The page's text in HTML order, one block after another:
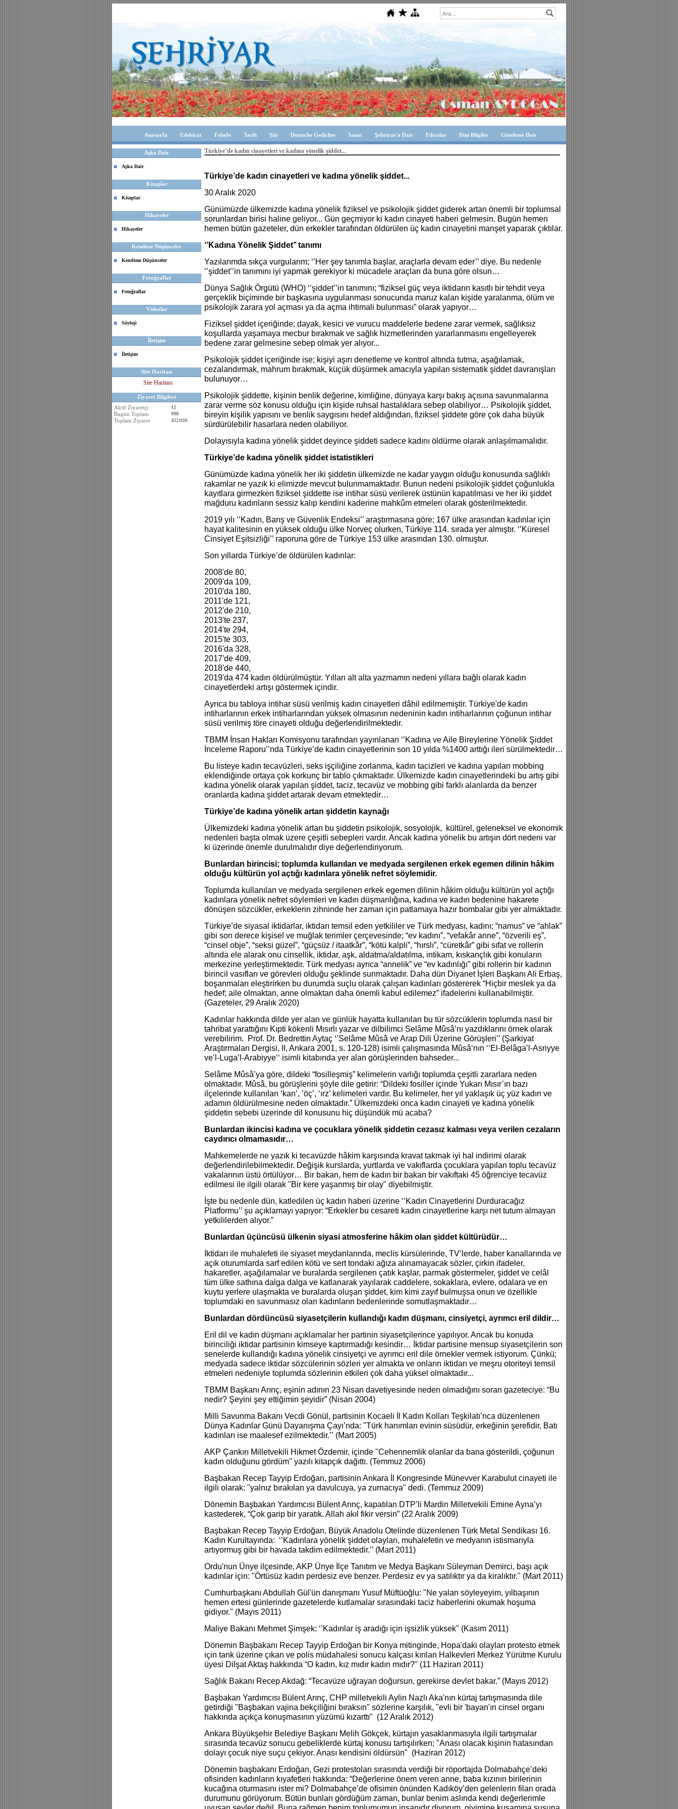
Anasayfa Edebiyat Felsefe Tarih Şiir Deutsche Gedichte Sanat Şehriyar'a Dair Fıkralar Dini Bilgiler Gündeme Dair
Aşka Dair
Aşka Dair
Kitaplar
Kitaplar
Hikayeler
Hikayeler
Kendime Düşünceler
Kendime Düşünceler
Fotoğraflar
Fotoğraflar
Videolar
Söyleşi
İletişim
İletişim
Site Haritası
Site Haritası
Ziyaret Bilgileri
Aktif Ziyaretçi
12
Bugün Toplam 990
Toplam Ziyaret 4221116
Türkiye’de kadın cinayetleri ve kadına yönelik şiddet...
Türkiye’de kadın cinayetleri ve kadına yönelik şiddet...
30 Aralık 2020
Günümüzde ülkemizde kadına yönelik fiziksel ve psikolojik şiddet giderek artan önemli bir toplumsal
sorunlardan birisi haline geliyor... Gün geçmiyor ki kadın cinayeti haberi gelmesin. Bugün hemen
hemen bütün gazeteler, dün erkekler tarafından öldürülen üç kadın cinayetini manşet yaparak çıktılar.
‘’Kadına Yönelik Şiddet’’ tanımı
Yazılarımda sıkça vurgularım; ‘’Her şey tanımla başlar, araçlarla devam eder’’ diye. Bu nedenle
‘’şiddet’’in tanımını iyi yapmak gerekiyor ki mücadele araçları da buna göre olsun…
Dünya Sağlık Örgütü (WHO) ‘’şiddet’’in tanımını; “fiziksel güç veya iktidarın kasıtlı bir tehdit veya
gerçeklik biçiminde bir başkasına uygulanması sonucunda maruz kalan kişide yaralanma, ölüm ve
psikolojik zarara yol açması ya da açma ihtimali bulunması” olarak yapıyor…
Fiziksel şiddet içeriğinde; dayak, kesici ve vurucu maddelerle bedene zarar vermek, sağlıksız
koşullarda yaşamaya mecbur bırakmak ve sağlık hizmetlerinden yararlanmasını engelleyerek
bedene zarar gelmesine sebep olmak yer alıyor...
Psikolojik şiddet içeriğinde ise; kişiyi aşırı denetleme ve kontrol altında tutma, aşağılamak,
cezalandırmak, mahrum bırakmak, küçük düşürmek amacıyla yapılan sistematik şiddet davranışları
bulunuyor…
Psikolojik şiddette, kişinin benlik değerine, kimliğine, dünyaya karşı bakış açısına savunmalarına
zarar verme söz konusu olduğu için kişide ruhsal hastalıklara sebep olabiliyor… Psikolojik şiddet,
bireyin kişilik yapısını ve benlik saygısını hedef aldığından, fiziksel şiddete göre çok daha büyük
sürdürülebilir hasarlara neden olabiliyor.
Dolayısıyla kadına yönelik şiddet deyince şiddeti sadece kadını öldürme olarak anlaşılmamalıdır.
Türkiye’de kadına yönelik şiddet istatistikleri
Günümüzde kadına yönelik her iki şiddetin ülkemizde ne kadar yaygın olduğu konusunda sağlıklı
rakamlar ne yazık ki elimizde mevcut bulunmamaktadır. Bunun nedeni psikolojik şiddet çoğunlukla
kayıtlara girmezken fiziksel şiddette ise intihar süsü verilerek üstünün kapatılması ve her iki şiddet
mağduru kadınların sessiz kalıp kendini kaderine mahkûm etmeleri olarak gösterilmektedir.
2019 yılı ‘’Kadın, Barış ve Güvenlik Endeksi’’ araştırmasına göre; 167 ülke arasından kadınlar için
hayat kalitesinin en yüksek olduğu ülke Norveç olurken, Türkiye 114. sırada yer almıştır. ‘’Küresel
Cinsiyet Eşitsizliği’’ raporuna göre de Türkiye 153 ülke arasından 130. olmuştur.
Son yıllarda Türkiye’de öldürülen kadınlar:
2008'de 80,
2009'da 109,
2010'da 180,
2011'de 121,
2012'de 210,
2013'te 237,
2014'te 294,
2015'te 303,
2016'da 328,
2017'de 409,
2018'de 440,
2019'da 474 kadın öldürülmüştür. Yılları alt alta yazmamın nedeni yıllara bağlı olarak kadın
cinayetlerdeki artışı göstermek içindir.
Ayrıca bu tabloya intihar süsü verilmiş kadın cinayetleri dâhil edilmemiştir. Türkiye'de kadın
intiharlarının erkek intiharlarından yüksek olmasının nedeninin kadın intiharlarının çoğunun intihar
süsü verilmiş töre cinayeti olduğu değerlendirilmektedir.
TBMM İnsan Hakları Komisyonu tarafından yayınlanan ‘’Kadına ve Aile Bireylerine Yönelik Şiddet
İnceleme Raporu’’nda Türkiye’de kadın cinayetlerinin son 10 yılda %1400 arttığı ileri sürülmektedir…
Bu listeye kadın tecavüzleri, seks işçiliğine zorlanma, kadın tacizleri ve kadına yapılan mobbing
eklendiğinde ortaya çok korkunç bir tablo çıkmaktadır. Ülkemizde kadın cinayetlerindeki bu artış gibi
kadına yönelik olarak yapılan şiddet, taciz, tecavüz ve mobbing gibi farklı alanlarda da benzer
oranlarda kadına şiddet artarak devam etmektedir…
Türkiye’de kadına yönelik artan şiddetin kaynağı
Ülkemizdeki kadına yönelik artan bu şiddetin psikolojik, sosyolojik, kültürel, geleneksel ve ekonomik
nedenleri başta olmak üzere çeşitli sebepleri vardır. Ancak kadına yönelik bu artışın dört nedeni var
ki üzerinde önemle durulmalıdır diye değerlendiriyorum.
Bunlardan birincisi; toplumda kullanılan ve medyada sergilenen erkek egemen dilinin hâkim
olduğu kültürün yol açtığı kadınlara yönelik nefret söylemidir.
Toplumda kullanılan ve medyada sergilenen erkek egemen dilinin hâkim olduğu kültürün yol açtığı
kadınlara yönelik nefret söylemleri ve kadın düşmanlığına, kadına ve kadın bedenine hakarete
dönüşen sözcükler, erkeklerin zihninde her zaman için patlamaya hazır bombalar gibi yer almaktadır.
Türkiye’de siyasal iktidarlar, iktidarı temsil eden yetkililer ve Türk medyası, kadını; “namus” ve “ahlak”
gibi son derece kişisel ve muğlak terimler çerçevesinde; “ev kadını”, “vefakâr anne”, “özverili eş”,
“cinsel obje”, “seksi güzel”, “güçsüz / itaatkâr”, “kötü kalpli”, “hırslı”, “cüretkâr” gibi sıfat ve rollerin
altında ele alarak onu cinsellik, iktidar, aşk, aldatma/aldatılma, intikam, kıskançlık gibi konuların
merkezine yerleştirmektedir. Türk medyası ayrıca “annelik” ve “ev kadınlığı” gibi rollerin bir kadının
birincil vasıfları ve görevleri olduğu şeklinde sunmaktadır. Daha dün Diyanet İşleri Başkanı Ali Erbaş,
boşanmaları eleştirirken bu durumda suçlu olarak çalışan kadınları göstererek “Hiçbir meslek ya da
hedef; aile olmaktan, anne olmaktan daha önemli kabul edilemez” ifadelerini kullanabilmiştir.
(Gazeteler, 29 Aralık 2020)
Kadınlar hakkında dilde yer alan ve günlük hayatta kullanılan bu tür sözcüklerin toplumda nasıl bir
tahribat yarattığını Kıpti kökenli Mısırlı yazar ve dilbilimci Selâme Mûsâ’nı yazdıklarını örnek olarak
verebilirim. Prof. Dr. Bedrettin Aytaç ‘’Selâme Mûsâ ve Arap Dili Üzerine Görüşleri’’ (Şarkiyat
Araştırmaları Dergisi, II, Ankara 2001, s. 120-128) isimli çalışmasında Mûsâ‘nın ‘‘El-Belâga’l-Asriyye
ve’l-Luga’l-Arabiyye‘‘ isimli kitabında yer alan görüşlerinden bahseder...
Selâme Mûsâ’ya göre, dildeki “fosilleşmiş” kelimelerin varlığı toplumda çeşitli zararlara neden
olmaktadır. Mûsâ, bu görüşlerini şöyle dile getirir: “Dildeki fosiller içinde Yukarı Mısır’ın bazı
ilçelerinde kullanılan ‘kan’, ’öç’, ‘ırz’ kelimeleri vardır. Bu kelimeler, her yıl yaklaşık üç yüz kadın ve
adamın öldürülmesine neden olmaktadır.” Ülkemizdeki onca kadın cinayeti ve kadına yönelik
şiddetin sebebi üzerinde dil konusunu hiç düşündük mü acaba?
Bunlardan ikincisi kadına ve çocuklara yönelik şiddetin cezasız kalması veya verilen cezaların
caydırıcı olmamasıdır…
Mahkemelerde ne yazık ki tecavüzde hâkim karşısında kravat takmak iyi hal indirimi olarak
değerlendirilebilmektedir. Değişik kurslarda, yurtlarda ve vakıflarda çocuklara yapılan toplu tecavüz
vakalarının üstü örtülüyor… Bir bakan, hem de kadın bir bakan bir vakıftaki 45 öğrenciye tecavüz
edilmesi ile ilgili olarak "Bir kere yaşanmış bir olay" diyebilmiştir.
İşte bu nedenle dün, katledilen üç kadın haberi üzerine ‘’Kadın Cinayetlerini Durduracağız
Platformu’’ şu açıklamayı yapıyor: “Erkekler bu cesareti kadın cinayetlerine karşı net tutum almayan
yetkililerden alıyor.”
Bunlardan üçüncüsü ülkenin siyasi atmosferine hâkim olan şiddet kültürüdür…
İktidarı ile muhalefeti ile siyaset meydanlarında, meclis kürsülerinde, TV’lerde, haber kanallarında ve
açık oturumlarda sarf edilen kötü ve sert tondaki ağıza alınamayacak sözler, çirkin ifadeler,
hakaretler, aşağılamalar ve buralarda sergilenen çatık kaşlar, parmak göstermeler, şiddet ve celâl
tüm ülke sathına dalga dalga ve katlanarak yayılarak caddelere, sokaklara, evlere, odalara ve en
kuytu yerlere ulaşmakta ve buralarda oluşan şiddet, kim kimi zayıf bulmuşsa onun ve özellikle
toplumdaki en savunmasız olan kadınların bedenlerinde somutlaşmaktadır…
Bunlardan dördüncüsü siyasetçilerin kullandığı kadın düşmanı, cinsiyetçi, ayrımcı eril dildir…
Eril dil ve kadın düşmanı açıklamalar her partinin siyasetçilerince yapılıyor. Ancak bu konuda
birinciliği iktidar partisinin kimseye kaptırmadığı kesindir… İktidar partisine mensup siyasetçilerin son
senelerde kullandığı kadına yönelik cinsiyetçi ve ayrımcı eril dile örnekler vermek istiyorum. Çünkü;
medyada sadece iktidar sözcülerinin sözleri yer almakta ve onların iktidarı ve meşru otoriteyi temsil
etmeleri nedeniyle toplumda sözlerinin etkileri çok daha yüksel olmaktadır...
TBMM Başkanı Arınç, eşinin adının 23 Nisan davetiyesinde neden olmadığını soran gazeteciye: “Bu
nedir? Şeyini şey ettiğimin şeyidir” (Nisan 2004)
Milli Savunma Bakanı Vecdi Gönül, partisinin Kocaeli İl Kadın Kolları Teşkilatı’nca düzenlenen
Dünya Kadınlar Günü Dayanışma Çayı’nda: "Türk hanımları evinin süsüdür, erkeğinin şerefidir, Batı
kadınları ise maalesef ezilmektedir.’’ (Mart 2005)
AKP Çankırı Milletvekili Hikmet Özdemir, içinde ''Cehennemlik olanlar da bana gösterildi, çoğunun
kadın olduğunu gördüm'' yazılı kitapçık dağıttı. (Temmuz 2006)
Başbakan Recep Tayyip Erdoğan, partisinin Ankara İl Kongresinde Münevver Karabulut cinayeti ile
ilgili olarak: "yalnız bırakılan ya davulcuya, ya zurnacıya" dedi. (Temmuz 2009)
Dönemin Başbakan Yardımcısı Bülent Arınç, kapatılan DTP’li Mardin Milletvekili Emine Ayna’yı
kastederek, “Çok garip bir yaratık. Allah akıl fikir versin” (22 Aralık 2009)
Başbakan Recep Tayyip Erdoğan, Büyük Anadolu Otelinde düzenlenen Türk Metal Sendikası 16.
Kadın Kurultayında: ‘’Kadınlara yönelik şiddet olayları, muhalefetin ve medyanın istismarıyla
artıyormuş gibi bir havada takdim edilmektedir.’’ (Mart 2011)
Ordu'nun Ünye ilçesinde, AKP Ünye İlçe Tanıtım ve Medya Başkanı Süleyman Demirci, başı açık
kadınlar için: "Örtüsüz kadın perdesiz eve benzer. Perdesiz ev ya satılıktır ya da kiralıktır." (Mart 2011)
Cumhurbaşkanı Abdullah Gül'ün danışmanı Yusuf Müftüoğlu: "Ne yalan söyleyeyim, yılbaşının
hemen ertesi günlerinde gazetelerde kutlamalar sırasındaki taciz haberlerini okumak hoşuma
gidiyor." (Mayıs 2011)
Maliye Bakanı Mehmet Şimşek: ‘’Kadınlar iş aradığı için işsizlik yüksek" (Kasım 2011)
Dönemin Başbakanı Recep Tayyip Erdoğan bir Konya mitinginde, Hopa'daki olayları protesto etmek
için tank üzerine çıkan ve polis müdahalesi sonucu kalçası kırılan Halkevleri Merkez Yürütme Kurulu
üyesi Dilşat Aktaş hakkında “O kadın, kız mıdır kadın mıdır?" (11 Haziran 2011)
Sağlık Bakanı Recep Akdağ: “Tecavüze uğrayan doğursun, gerekirse devlet bakar.” (Mayıs 2012)
Başbakan Yardımcısı Bülent Arınç, CHP milletvekili Aylin Nazlı Aka'nın kürtaj tartışmasında dile
getirdiği "Başbakan vajina bekçiliğini bıraksın" sözlerine karşılık, "evli bir 'bayan'ın cinsel organı
hakkında açıkça konuşmasının yüzümü kızarttı" (12 Aralık 2012)
Ankara Büyükşehir Belediye Başkanı Melih Gökçek, kürtajın yasaklanmasıyla ilgili tartışmalar
sırasında tecavüz sonucu gebeliklerde kürtaj konusu tartışılırken; "Anası olacak kişinin hatasından
dolayı çocuk niye suçu çekiyor. Anası kendisini öldürsün" (Haziran 2012)
Dönemin başbakanı Erdoğan, Gezi protestoları sırasında verdiği bir röportajda Dolmabahçe’deki
ofisinden kadınların kıyafetleri hakkında: “Değerlerine önem veren anne, baba kızının birilerinin
kucağına oturmasını ister mi? Dolmabahçe’de ofisimin önünden Kadıköy’den gelenlerin filan orada
durumunu görüyorum. Bütün bunları gördüğüm zaman, bunlar benim aslında kendi değerlerimle